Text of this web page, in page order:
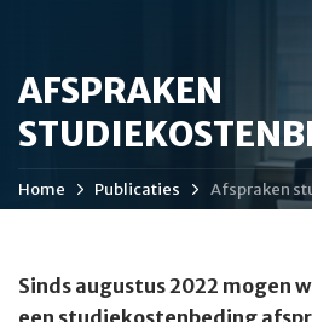
AFSPRAKEN
Home Publicaties Afspraken
Sinds augustus 2022 mogen
een studiekostenbeding